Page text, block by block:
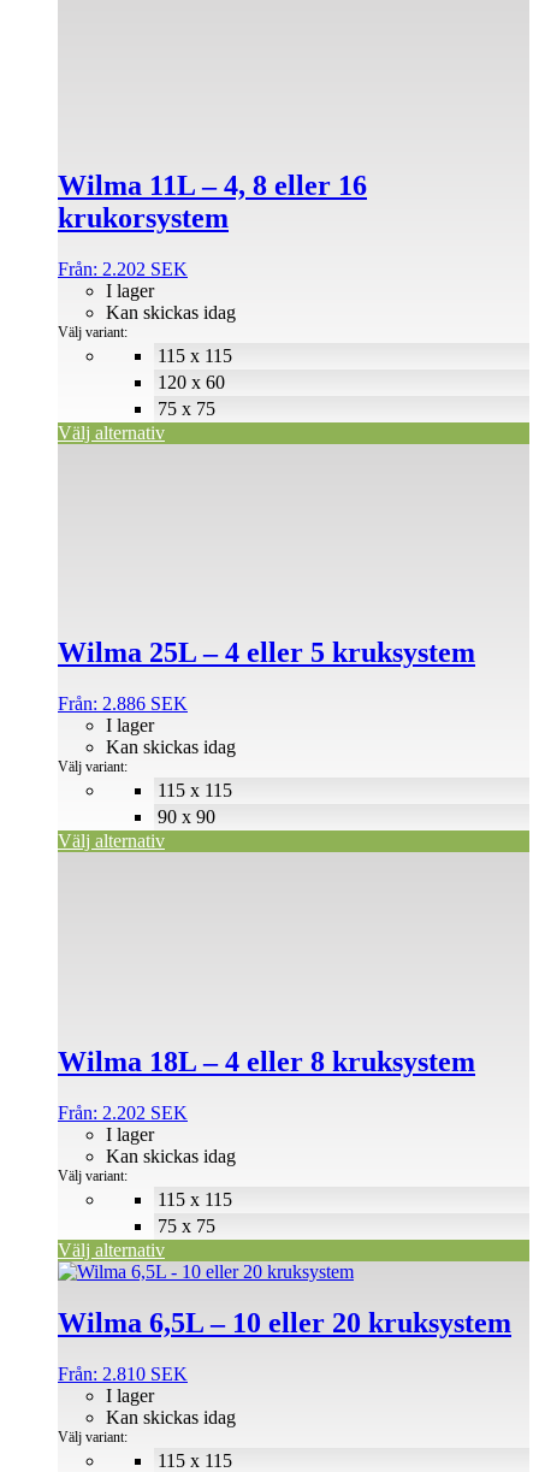
Wilma 11L – 4, 8 eller 16
krukorsystem
Från: 2.202 SEK
115 x 115
120 x 60
75 x 75
I lager
Kan skickas idag
Välj variant:
Välj alternativ
kan
väljas
på
Wilma 25L – 4 eller 5 kruksystem
Från: 2.886 SEK
115 x 115
90 x 90
I lager
Kan skickas idag
Välj variant:
Välj alternativ
kan
väljas
produktsidan
Wilma 18L – 4 eller 8 kruksystem
Från: 2.202 SEK
115 x 115
75 x 75
I lager
Kan skickas idag
Välj variant:
Välj alternativ
kan
väljas
produktsidan
Wilma 6,5L – 10 eller 20 kruksystem
Från: 2.810 SEK
115 x 115
I lager
Kan skickas idag
Välj variant:
Den
produkten
har
varianter.
olika
alternativen